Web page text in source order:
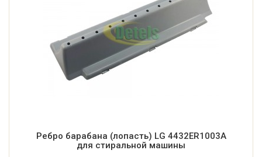
Ребро барабана (лопасть) LG 4432ER1003A
для стиральной машины